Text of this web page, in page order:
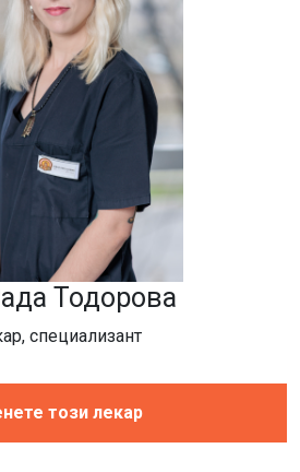
Тодорова
специализант
този лекар